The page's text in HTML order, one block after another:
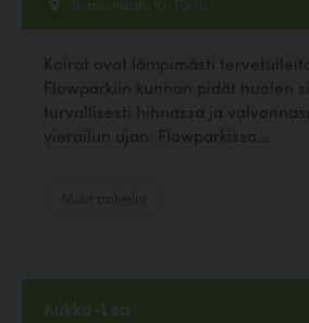
Koirat ovat lämpimästi
Flowparkiin kunhan pidät huolen
turvallisesti hihnassa ja
vierailun ajan. Flowparkissa...
Kukka-Lea